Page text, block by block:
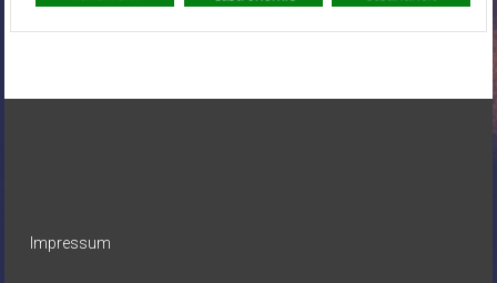
Impressum